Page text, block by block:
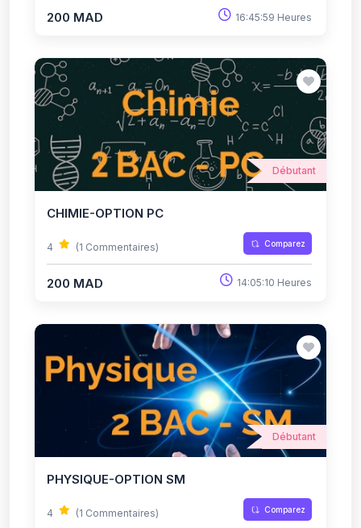
200 MAD 16:45:59 Heures
Débutant
CHIMIE-OPTION PC
4 (1 Commentaires) Comparez
200 MAD 14:05:10 Heures
Débutant
PHYSIQUE-OPTION SM
4 (1 Commentaires) Comparez